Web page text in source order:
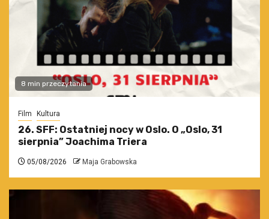
8 min przeczytania
Film Kultura
26. SFF: Ostatniej nocy w Oslo. O „Oslo, 31
sierpnia” Joachima Triera
05/08/2026 Maja Grabowska